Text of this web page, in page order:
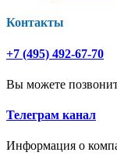
Контакты
+7 (495) 492-67-70
Вы можете
Телеграм канал
Информация о